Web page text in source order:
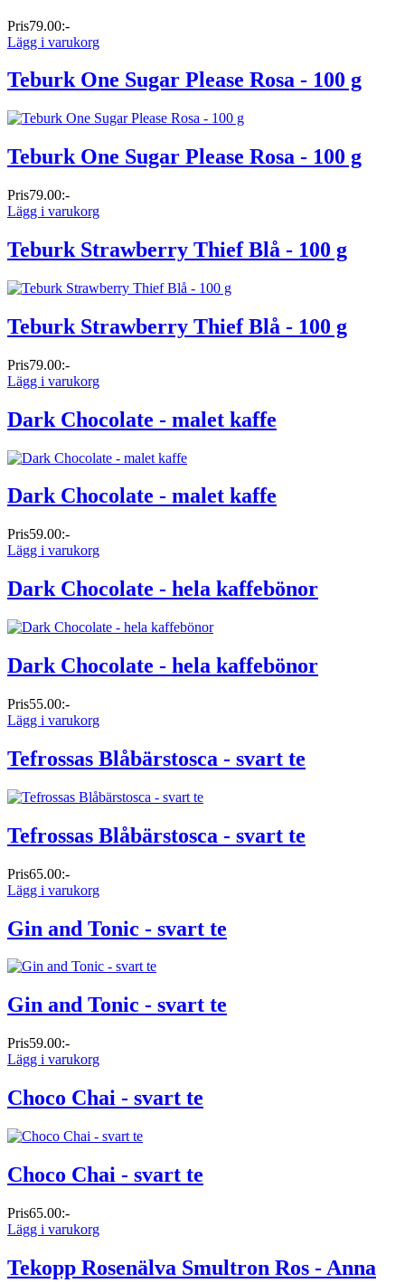
Pris79.00:-
Lägg i varukorg
Teburk One Sugar Please Rosa - 100 g
Teburk One Sugar Please Rosa - 100 g
Pris79.00:-
Lägg i varukorg
Teburk Strawberry Thief Blå - 100 g
Teburk Strawberry Thief Blå - 100 g
Pris79.00:-
Lägg i varukorg
Dark Chocolate - malet kaffe
Dark Chocolate - malet kaffe
Pris59.00:-
Lägg i varukorg
Dark Chocolate - hela kaffebönor
Dark Chocolate - hela kaffebönor
Pris55.00:-
Lägg i varukorg
Tefrossas Blåbärstosca - svart te
Tefrossas Blåbärstosca - svart te
Pris65.00:-
Lägg i varukorg
Gin and Tonic - svart te
Gin and Tonic - svart te
Pris59.00:-
Lägg i varukorg
Choco Chai - svart te
Choco Chai - svart te
Pris65.00:-
Lägg i varukorg
Tekopp Rosenälva Smultron Ros - Anna